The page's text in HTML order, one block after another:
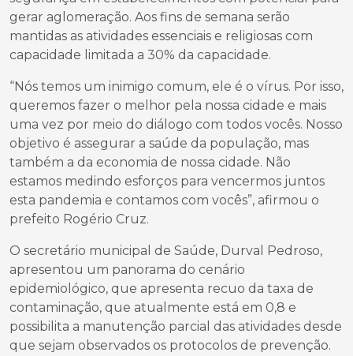
gerar aglomeração. Aos fins de semana serão
mantidas as atividades essenciais e religiosas com
capacidade limitada a 30% da capacidade.
“Nós temos um inimigo comum, ele é o vírus. Por isso,
queremos fazer o melhor pela nossa cidade e mais
uma vez por meio do diálogo com todos vocês. Nosso
objetivo é assegurar a saúde da população, mas
também a da economia de nossa cidade. Não
estamos medindo esforços para vencermos juntos
esta pandemia e contamos com vocês”, afirmou o
prefeito Rogério Cruz.
O secretário municipal de Saúde, Durval Pedroso,
apresentou um panorama do cenário
epidemiológico, que apresenta recuo da taxa de
contaminação, que atualmente está em 0,8 e
possibilita a manutenção parcial das atividades desde
que sejam observados os protocolos de prevenção.